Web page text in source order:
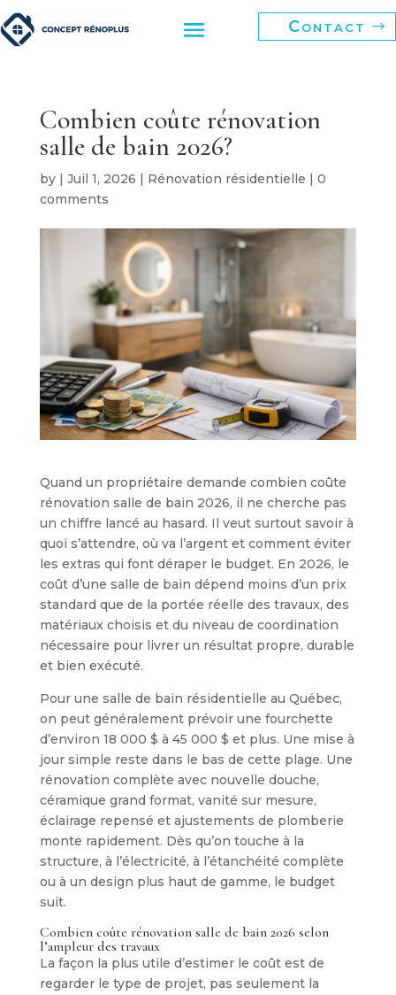
Contact
Combien coûte rénovation
salle de bain 2026?
by | Juil 1, 2026 | Rénovation résidentielle | 0
comments
Quand un propriétaire demande combien coûte
rénovation salle de bain 2026, il ne cherche pas
un chiffre lancé au hasard. Il veut surtout savoir à
quoi s’attendre, où va l’argent et comment éviter
les extras qui font déraper le budget. En 2026, le
coût d’une salle de bain dépend moins d’un prix
standard que de la portée réelle des travaux, des
matériaux choisis et du niveau de coordination
nécessaire pour livrer un résultat propre, durable
et bien exécuté.
Pour une salle de bain résidentielle au Québec,
on peut généralement prévoir une fourchette
d’environ 18 000 $ à 45 000 $ et plus. Une mise à
jour simple reste dans le bas de cette plage. Une
rénovation complète avec nouvelle douche,
céramique grand format, vanité sur mesure,
éclairage repensé et ajustements de plomberie
monte rapidement. Dès qu’on touche à la
structure, à l’électricité, à l’étanchéité complète
ou à un design plus haut de gamme, le budget
suit.
Combien coûte rénovation salle de bain 2026 selon
l’ampleur des travaux
La façon la plus utile d’estimer le coût est de
regarder le type de projet, pas seulement la